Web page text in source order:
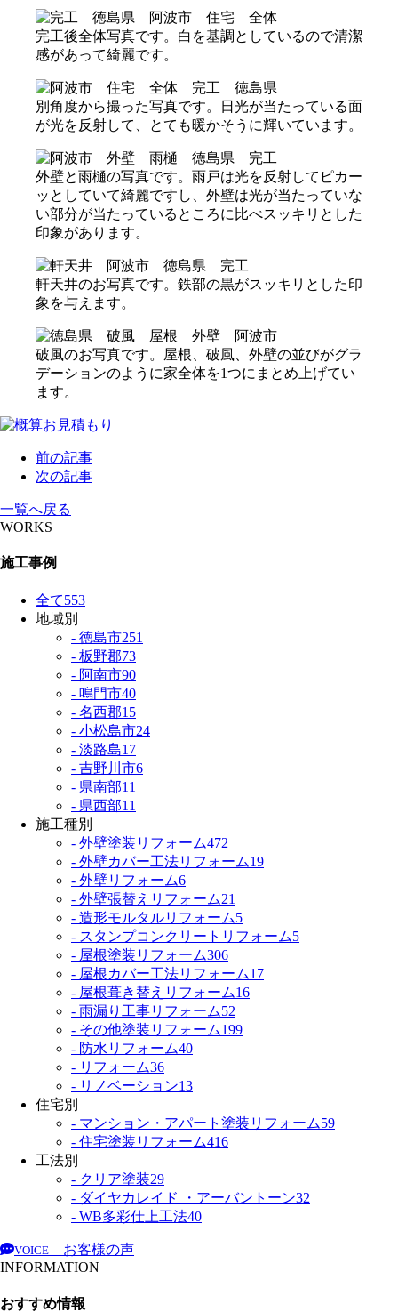
完工後全体写真です。白を基調としているので清潔
感があって綺麗です。
別角度から撮った写真です。日光が当たっている面
が光を反射して、とても暖かそうに輝いています。
外壁と雨樋の写真です。雨戸は光を反射してピカー
ッとしていて綺麗ですし、外壁は光が当たっていな
い部分が当たっているところに比べスッキリとした
印象があります。
軒天井のお写真です。鉄部の黒がスッキリとした印
象を与えます。
破風のお写真です。屋根、破風、外壁の並びがグラ
デーションのように家全体を1つにまとめ上げてい
ます。
前の記事
次の記事
一覧へ戻る
WORKS
施工事例
全て553
地域別
- 徳島市251
- 板野郡73
- 阿南市90
- 鳴門市40
- 名西郡15
- 小松島市24
- 淡路島17
- 吉野川市6
- 県南部11
- 県西部11
施工種別
- 外壁塗装リフォーム472
- 外壁カバー工法リフォーム19
- 外壁リフォーム6
- 外壁張替えリフォーム21
- 造形モルタルリフォーム5
- スタンプコンクリートリフォーム5
- 屋根塗装リフォーム306
- 屋根カバー工法リフォーム17
- 屋根葺き替えリフォーム16
- 雨漏り工事リフォーム52
- その他塗装リフォーム199
- 防水リフォーム40
- リフォーム36
- リノベーション13
住宅別
- マンション・アパート塗装リフォーム59
- 住宅塗装リフォーム416
工法別
- クリア塗装29
- ダイヤカレイド ・アーバントーン32
- WB多彩仕上工法40
VOICE
お客様の声
INFORMATION
おすすめ情報